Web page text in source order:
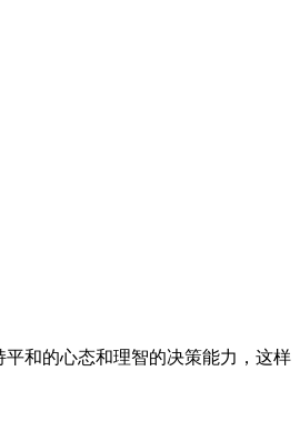
和的心态和理智的决策能力，这样